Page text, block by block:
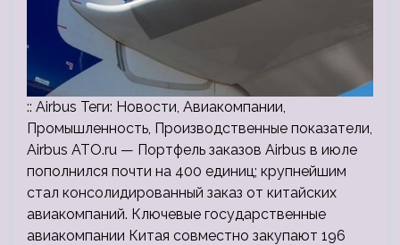
:: Airbus Теги: Новости, Авиакомпании,
Промышленность, Производственные показатели,
Airbus ATO.ru — Портфель заказов Airbus в июле
пополнился почти на 400 единиц; крупнейшим
стал консолидированный заказ от китайских
авиакомпаний. Ключевые государственные
авиакомпании Китая совместно закупают 196